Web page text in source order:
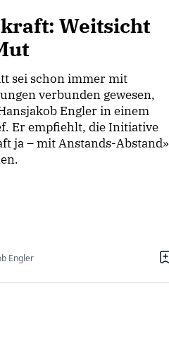
Weitsicht
sei schon immer mit
verbunden gewesen,
Engler in einem
Er empfiehlt, die Initiative
ja – mit Anstands-Abstand»
Engler